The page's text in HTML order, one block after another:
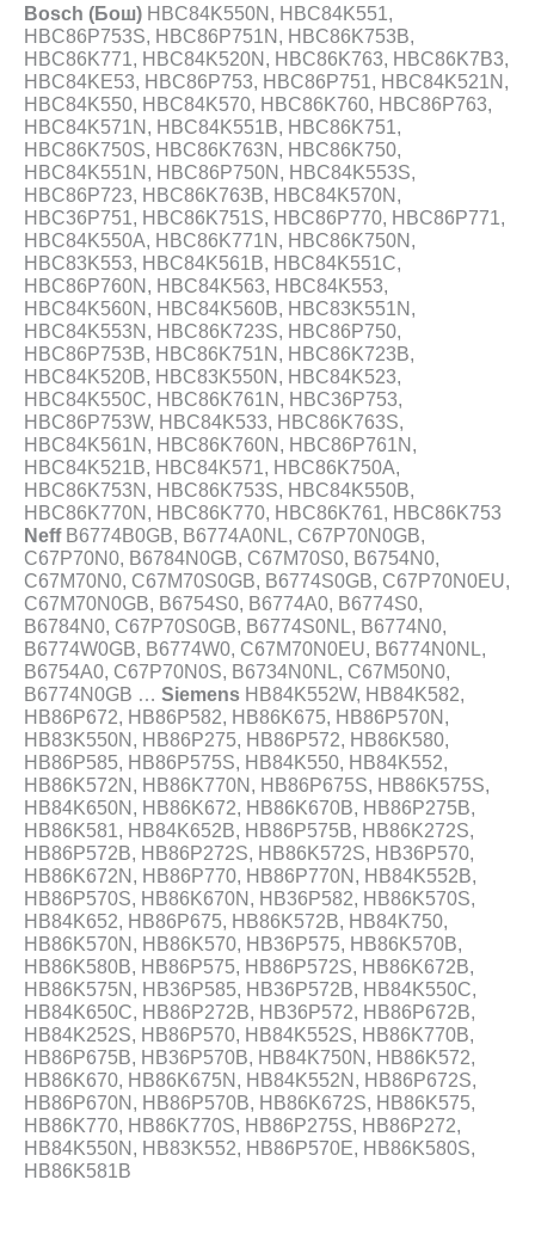
Bosch (Бош) HBC84K550N, HBC84K551,
HBC86P753S, HBC86P751N, HBC86K753B,
HBC86K771, HBC84K520N, HBC86K763, HBC86K7B3,
HBC84KE53, HBC86P753, HBC86P751, HBC84K521N,
HBC84K550, HBC84K570, HBC86K760, HBC86P763,
HBC84K571N, HBC84K551B, HBC86K751,
HBC86K750S, HBC86K763N, HBC86K750,
HBC84K551N, HBC86P750N, HBC84K553S,
HBC86P723, HBC86K763B, HBC84K570N,
HBC36P751, HBC86K751S, HBC86P770, HBC86P771,
HBC84K550A, HBC86K771N, HBC86K750N,
HBC83K553, HBC84K561B, HBC84K551C,
HBC86P760N, HBC84K563, HBC84K553,
HBC84K560N, HBC84K560B, HBC83K551N,
HBC84K553N, HBC86K723S, HBC86P750,
HBC86P753B, HBC86K751N, HBC86K723B,
HBC84K520B, HBC83K550N, HBC84K523,
HBC84K550C, HBC86K761N, HBC36P753,
HBC86P753W, HBC84K533, HBC86K763S,
HBC84K561N, HBC86K760N, HBC86P761N,
HBC84K521B, HBC84K571, HBC86K750A,
HBC86K753N, HBC86K753S, HBC84K550B,
HBC86K770N, HBC86K770, HBC86K761, HBC86K753
NeffB6774B0GB, B6774A0NL, C67P70N0GB,
C67P70N0, B6784N0GB, C67M70S0, B6754N0,
C67M70N0, C67M70S0GB, B6774S0GB, C67P70N0EU,
C67M70N0GB, B6754S0, B6774A0, B6774S0,
B6784N0, C67P70S0GB, B6774S0NL, B6774N0,
B6774W0GB, B6774W0, C67M70N0EU, B6774N0NL,
B6754A0, C67P70N0S, B6734N0NL, C67M50N0,
B6774N0GB … Siemens HB84K552W, HB84K582,
HB86P672, HB86P582, HB86K675, HB86P570N,
HB83K550N, HB86P275, HB86P572, HB86K580,
HB86P585, HB86P575S, HB84K550, HB84K552,
HB86K572N, HB86K770N, HB86P675S, HB86K575S,
HB84K650N, HB86K672, HB86K670B, HB86P275B,
HB86K581, HB84K652B, HB86P575B, HB86K272S,
HB86P572B, HB86P272S, HB86K572S, HB36P570,
HB86K672N, HB86P770, HB86P770N, HB84K552B,
HB86P570S, HB86K670N, HB36P582, HB86K570S,
HB84K652, HB86P675, HB86K572B, HB84K750,
HB86K570N, HB86K570, HB36P575, HB86K570B,
HB86K580B, HB86P575, HB86P572S, HB86K672B,
HB86K575N, HB36P585, HB36P572B, HB84K550C,
HB84K650C, HB86P272B, HB36P572, HB86P672B,
HB84K252S, HB86P570, HB84K552S, HB86K770B,
HB86P675B, HB36P570B, HB84K750N, HB86K572,
HB86K670, HB86K675N, HB84K552N, HB86P672S,
HB86P670N, HB86P570B, HB86K672S, HB86K575,
HB86K770, HB86K770S, HB86P275S, HB86P272,
HB84K550N, HB83K552, HB86P570E, HB86K580S,
HB86K581B